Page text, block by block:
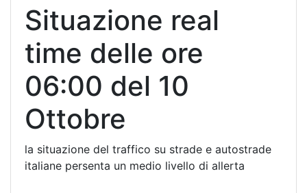
e
b
o
Situazione real
time delle ore
06:00 del 10
Ottobre
la situazione del traffico su strade e autostrade
italiane persenta un medio livello di allerta